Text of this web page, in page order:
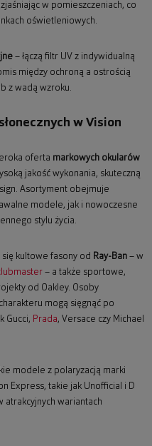
w pomieszczeniach, co
oświetleniowych.
– łączą filtr UV z indywidualną
między ochroną a ostrością
z wadą wzroku.
w Vision
oferta markowych okularów
jakość wykonania, skuteczną
Asortyment obejmuje
modele, jak i nowoczesne
stylu życia.
kultowe fasony od Ray-Ban – w
– a także sportowe,
od Oakley. Osoby
mogą sięgnąć po
Gucci, Prada, Versace czy Michael
modele z polaryzacją marki
Express, takie jak Unofficial i D
atrakcyjnych wariantach